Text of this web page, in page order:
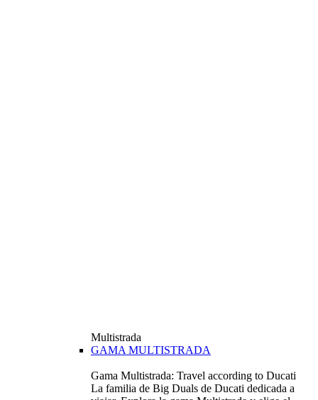
Multistrada
GAMA MULTISTRADA
Gama Multistrada: Travel according to Ducati
La familia de Big Duals de Ducati dedicada a